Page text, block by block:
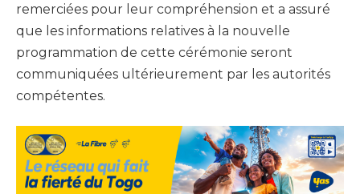
remerciées pour leur compréhension et a assuré
que les informations relatives à la nouvelle
programmation de cette cérémonie seront
communiquées ultérieurement par les autorités
compétentes.